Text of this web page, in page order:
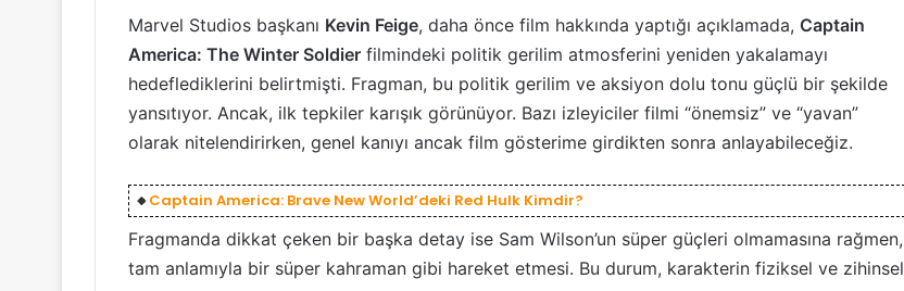
Marvel Studios başkanı Kevin Feige, daha önce film hakkında yaptığı açıklamada, Captain
America: The Winter Soldier filmindeki politik gerilim atmosferini yeniden yakalamayı
hedeflediklerini belirtmişti. Fragman, bu politik gerilim ve aksiyon dolu tonu güçlü bir şekilde
yansıtıyor. Ancak, ilk tepkiler karışık görünüyor. Bazı izleyiciler filmi “önemsiz” ve “yavan”
olarak nitelendirirken, genel kanıyı ancak film gösterime girdikten sonra anlayabileceğiz.
🔸Captain America: Brave New World’deki Red Hulk Kimdir?
Fragmanda dikkat çeken bir başka detay ise Sam Wilson’un süper güçleri olmamasına rağmen,
tam anlamıyla bir süper kahraman gibi hareket etmesi. Bu durum, karakterin fiziksel ve zihinsel